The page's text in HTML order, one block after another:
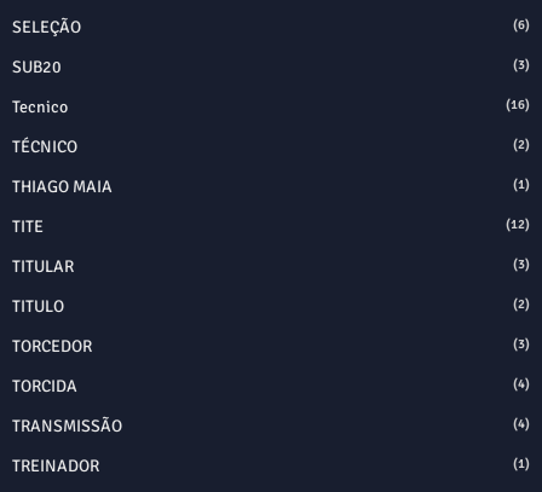
SELEÇÃO (6)
SUB20 (3)
Tecnico (16)
TÉCNICO (2)
THIAGO MAIA (1)
TITE (12)
TITULAR (3)
TITULO (2)
TORCEDOR (3)
TORCIDA (4)
TRANSMISSÃO (4)
TREINADOR (1)